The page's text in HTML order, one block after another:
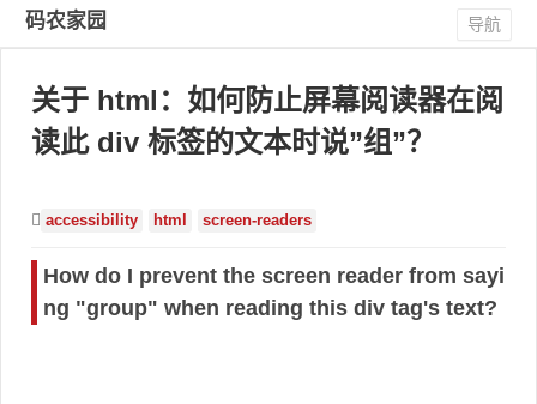
码农家园 导航
关于 html：如何防止屏幕阅读器在阅
读此 div 标签的文本时说”组”？
accessibility html screen-readers
How do I prevent the screen reader from sayi
ng "group" when reading this div tag's text?